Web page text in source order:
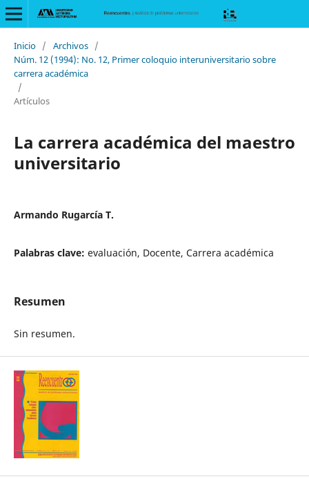
Inicio / Archivos /
Núm. 12 (1994): No. 12, Primer coloquio interuniversitario sobre
carrera académica
/
Artículos
La carrera académica del maestro
universitario
Armando Rugarcía T.
Palabras clave: evaluación, Docente, Carrera académica
Resumen
Sin resumen.